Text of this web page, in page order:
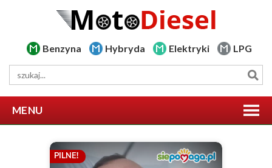
Benzyna Hybryda Elektryki LPG
MENU